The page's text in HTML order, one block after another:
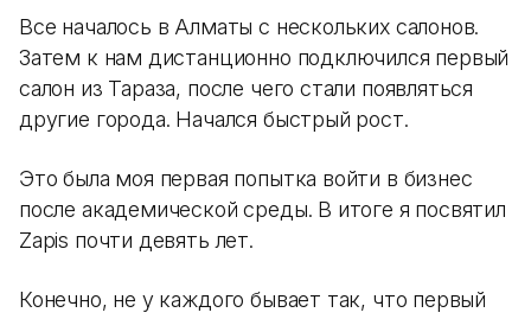
Все началось в Алматы с нескольких салонов.
Затем к нам дистанционно подключился первый
салон из Тараза, после чего стали появляться
другие города. Начался быстрый рост.
Это была моя первая попытка войти в бизнес
после академической среды. В итоге я посвятил
Zapis почти девять лет.
Конечно, не у каждого бывает так, что первый